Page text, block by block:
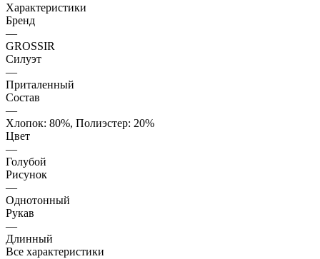
Характеристики
Бренд
—
GROSSIR
Силуэт
—
Приталенный
Состав
—
Хлопок: 80%, Полиэстер: 20%
Цвет
—
Голубой
Рисунок
—
Однотонный
Рукав
—
Длинный
Все характеристики